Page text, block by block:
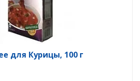
для Курицы, 100 г